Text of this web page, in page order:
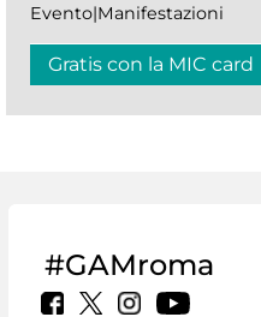
Evento|Manifestazioni
Gratis con la MIC card
#GAMroma